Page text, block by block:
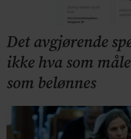
Det avgjørende
ikke hva som
som belønnes